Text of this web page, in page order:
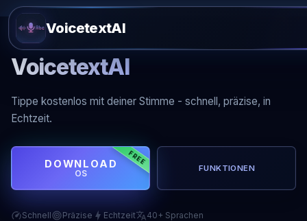
VoicetextAI
VoicetextAI
Tippe kostenlos mit deiner Stimme - schnell, präzise, in
Echtzeit.
FREE
DOWNLOAD
OS
FUNKTIONEN
Schnell Präzise Echtzeit 40+ Sprachen